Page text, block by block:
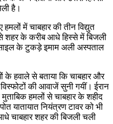
है।
में चाबहार की तीन विद्युत
शहर के करीब आधे हिस्से में बिजली
के टुकड़े इमाम अली अस्पताल
के हवाले से बताया कि चाबहार और
की आवाजें सुनी गयीं। ईरान
हमलों से चाबहार के शहीद
यातायात नियंत्रण टावर को भी
चाबहार शहर की बिजली चली